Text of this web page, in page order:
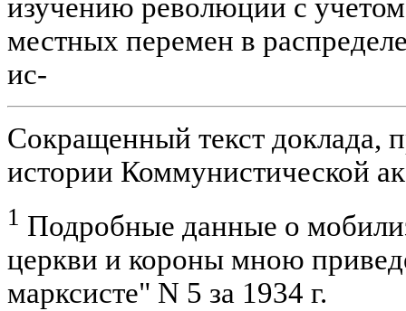
изучению революции с
местных перемен в
ис-
Сокращенный текст доклада,
истории Коммунистической
1 Подробные данные о
церкви и короны мною
марксисте" N 5 за 1934 г.